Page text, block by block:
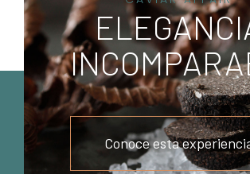
Conoce esta